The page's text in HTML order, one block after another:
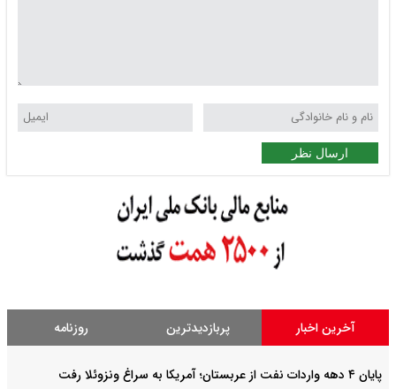
ارسال نظر
آخرین اخبار پربازدیدترین روزنامه
پایان ۴ دهه واردات نفت از عربستان؛ آمریکا به سراغ ونزوئلا رفت